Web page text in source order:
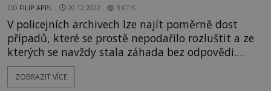
OD FILIP APPL 20.12.2022 3.0TIS
V policejních archivech lze najít poměrně dost
případů, které se prostě nepodařilo rozluštit a ze
kterých se navždy stala záhada bez odpovědi.
Jeden z těch nejpodivnějších nedávno zveřejnil
britský patolog Mike Silverman. A k překvapení
ZOBRAZIT VÍCE